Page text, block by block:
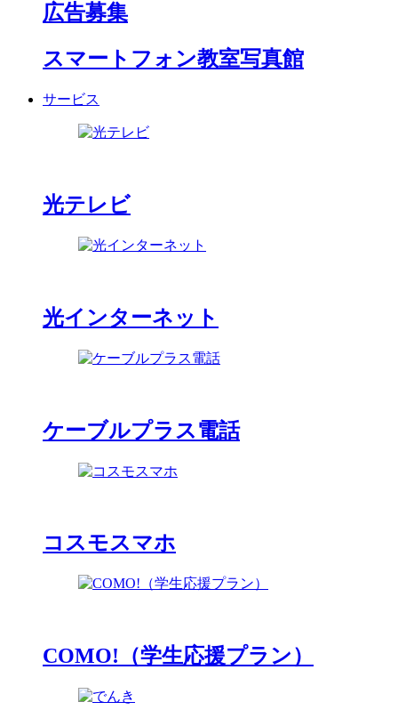
広告募集
スマートフォン教室写真館
サービス
光テレビ
光インターネット
ケーブルプラス電話
コスモスマホ
COMO!（学生応援プラン）